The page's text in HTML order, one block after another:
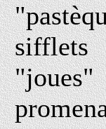
sifflets